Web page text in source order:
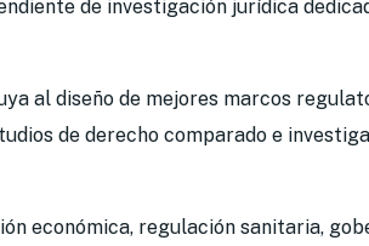
de investigación jurídica
al diseño de mejores marcos
de derecho comparado e
económica, regulación sanitaria,